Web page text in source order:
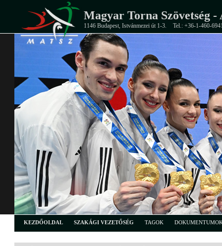
Magyar Torna Szövetség -
1146 Budapest, Istvánmezei út 1-3. Tel.: +36-1-460-
KEZDŐOLDAL SZAKÁGI VEZETŐSÉG TAGOK